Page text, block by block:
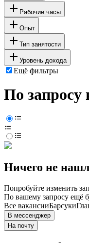
Рабочие часы
Опыт
Тип занятости
Уровень дохода
Ещё фильтры
По запросу
Ничего не
Попробуйте изменить
По вашему запросу ещё
Все вакансииБарсуки
В мессенджер
На почту